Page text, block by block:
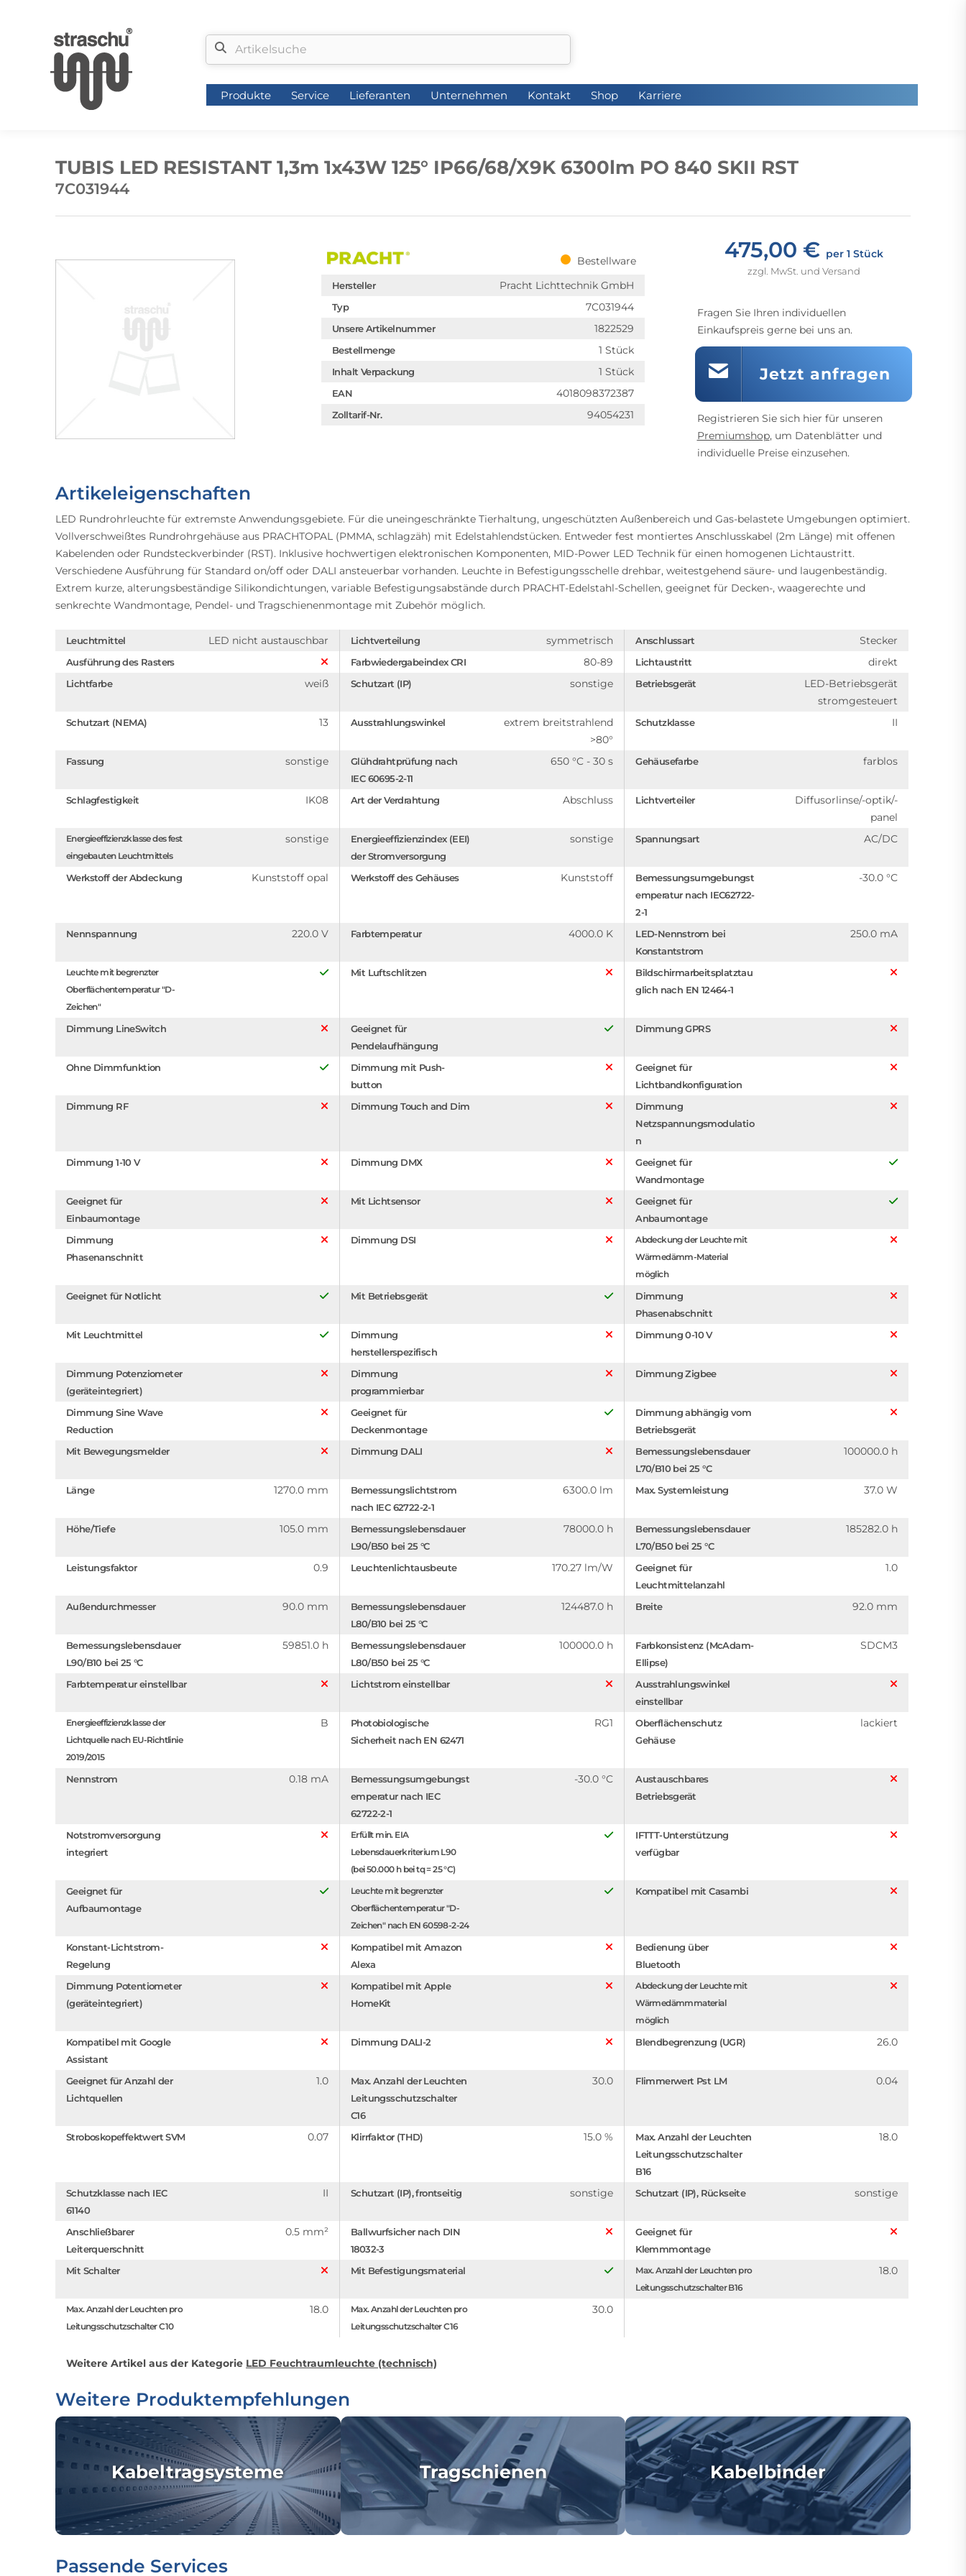
Produkte Service Lieferanten Unternehmen Kontakt Shop Karriere
TUBIS LED RESISTANT 1,3m 1x43W 125° IP66/68/X9K 6300lm PO 840 SKII RST
7C031944
Bestellware
Hersteller Pracht Lichttechnik GmbH
Typ 7C031944
Unsere Artikelnummer 1822529
Bestellmenge 1 Stück
Inhalt Verpackung 1 Stück
EAN 4018098372387
Zolltarif-Nr. 94054231
475,00 € per 1 Stück
zzgl. MwSt. und Versand
Fragen Sie Ihren individuellen
Einkaufspreis gerne bei uns an.
Jetzt anfragen
Registrieren Sie sich hier für unseren
Premiumshop, um Datenblätter und
individuelle Preise einzusehen.
Artikeleigenschaften
LED Rundrohrleuchte für extremste Anwendungsgebiete. Für die uneingeschränkte Tierhaltung, ungeschützten Außenbereich und Gas-belastete Umgebungen optimiert.
Vollverschweißtes Rundrohrgehäuse aus PRACHTOPAL (PMMA, schlagzäh) mit Edelstahlendstücken. Entweder fest montiertes Anschlusskabel (2m Länge) mit offenen
Kabelenden oder Rundsteckverbinder (RST). Inklusive hochwertigen elektronischen Komponenten, MID-Power LED Technik für einen homogenen Lichtaustritt.
Verschiedene Ausführung für Standard on/off oder DALI ansteuerbar vorhanden. Leuchte in Befestigungsschelle drehbar, weitestgehend säure- und laugenbeständig.
Extrem kurze, alterungsbeständige Silikondichtungen, variable Befestigungsabstände durch PRACHT-Edelstahl-Schellen, geeignet für Decken-, waagerechte und
senkrechte Wandmontage, Pendel- und Tragschienenmontage mit Zubehör möglich.
Leuchtmittel LED nicht austauschbar Lichtverteilung symmetrisch Anschlussart Stecker
Ausführung des Rasters Farbwiedergabeindex CRI 80-89 Lichtaustritt direkt
Lichtfarbe weiß Schutzart (IP) sonstige Betriebsgerät
LED-Betriebsgerät
stromgesteuert
Schutzart (NEMA) 13 Ausstrahlungswinkel
extrem breitstrahlend
>80°
Schutzklasse II
Fassung sonstige
Glühdrahtprüfung nach
IEC 60695-2-11
650 °C - 30 s Gehäusefarbe farblos
Schlagfestigkeit IK08 Art der Verdrahtung Abschluss Lichtverteiler
Diffusorlinse/-optik/-
panel
Energieeffizienzklasse des fest
eingebauten Leuchtmittels
sonstige
Energieeffizienzindex (EEI)
der Stromversorgung
sonstige Spannungsart AC/DC
Werkstoff der Abdeckung Kunststoff opal Werkstoff des Gehäuses Kunststoff
Bemessungsumgebungst
emperatur nach IEC62722-
2-1
-30.0 °C
Nennspannung 220.0 V Farbtemperatur 4000.0 K
LED-Nennstrom bei
Konstantstrom
250.0 mA
Leuchte mit begrenzter
Oberflächentemperatur "D-
Zeichen"
Mit Luftschlitzen
Bildschirmarbeitsplatztau
glich nach EN 12464-1
Dimmung LineSwitch
Geeignet für
Pendelaufhängung
Dimmung GPRS
Ohne Dimmfunktion
Dimmung mit Push-
button
Geeignet für
Lichtbandkonfiguration
Dimmung RF
Dimmung Touch and Dim
Dimmung
Netzspannungsmodulatio
n
Dimmung 1-10 V
Dimmung DMX
Geeignet für
Wandmontage
Geeignet für
Einbaumontage
Mit Lichtsensor
Geeignet für
Anbaumontage
Dimmung
Phasenanschnitt
Dimmung DSI
Abdeckung der Leuchte mit
Wärmedämm-Material
möglich
Geeignet für Notlicht Mit Betriebsgerät
Dimmung
Phasenabschnitt
Mit Leuchtmittel
Dimmung
herstellerspezifisch
Dimmung 0-10 V
Dimmung Potenziometer
(geräteintegriert)
Dimmung
programmierbar
Dimmung Zigbee
Dimmung Sine Wave
Reduction
Geeignet für
Deckenmontage
Dimmung abhängig vom
Betriebsgerät
Mit Bewegungsmelder
Dimmung DALI
Bemessungslebensdauer
L70/B10 bei 25 °C
100000.0 h
Länge 1270.0 mm
Bemessungslichtstrom
nach IEC 62722-2-1
6300.0 lm Max. Systemleistung 37.0 W
Höhe/Tiefe 105.0 mm
Bemessungslebensdauer
L90/B50 bei 25 °C
78000.0 h
Bemessungslebensdauer
L70/B50 bei 25 °C
185282.0 h
Leistungsfaktor 0.9 Leuchtenlichtausbeute 170.27 lm/W
Geeignet für
Leuchtmittelanzahl
1.0
Außendurchmesser 90.0 mm
Bemessungslebensdauer
L80/B10 bei 25 °C
124487.0 h Breite 92.0 mm
Bemessungslebensdauer
L90/B10 bei 25 °C
59851.0 h
Bemessungslebensdauer
L80/B50 bei 25 °C
100000.0 h
Farbkonsistenz (McAdam-
Ellipse)
SDCM3
Farbtemperatur einstellbar Lichtstrom einstellbar
Ausstrahlungswinkel
einstellbar
Energieeffizienzklasse der
Lichtquelle nach EU-Richtlinie
2019/2015
B
Photobiologische
Sicherheit nach EN 62471
RG1
Oberflächenschutz
Gehäuse
lackiert
Nennstrom 0.18 mA
Bemessungsumgebungst
emperatur nach IEC
62722-2-1
-30.0 °C
Austauschbares
Betriebsgerät
Notstromversorgung
integriert
Erfüllt min. EIA
Lebensdauerkriterium L90
(bei 50.000 h bei tq = 25 °C)
IFTTT-Unterstützung
verfügbar
Geeignet für
Aufbaumontage
Leuchte mit begrenzter
Oberflächentemperatur "D-
Zeichen" nach EN 60598-2-24
Kompatibel mit Casambi
Konstant-Lichtstrom-
Regelung
Kompatibel mit Amazon
Alexa
Bedienung über
Bluetooth
Dimmung Potentiometer
(geräteintegriert)
Kompatibel mit Apple
HomeKit
Abdeckung der Leuchte mit
Wärmedämmmaterial
möglich
Kompatibel mit Google
Assistant
Dimmung DALI-2 Blendbegrenzung (UGR) 26.0
Geeignet für Anzahl der
Lichtquellen
1.0
Max. Anzahl der Leuchten
Leitungsschutzschalter
C16
30.0 Flimmerwert Pst LM 0.04
Stroboskopeffektwert SVM 0.07 Klirrfaktor (THD) 15.0 %
Max. Anzahl der Leuchten
Leitungsschutzschalter
B16
18.0
Schutzklasse nach IEC
61140
II Schutzart (IP), frontseitig sonstige Schutzart (IP), Rückseite sonstige
Anschließbarer
Leiterquerschnitt
0.5 mm²
Ballwurfsicher nach DIN
18032-3
Geeignet für
Klemmmontage
Mit Schalter
Mit Befestigungsmaterial
Max. Anzahl der Leuchten pro
Leitungsschutzschalter B16
18.0
Max. Anzahl der Leuchten pro
Leitungsschutzschalter C10
18.0
Max. Anzahl der Leuchten pro
Leitungsschutzschalter C16
30.0
Weitere Artikel aus der Kategorie LED Feuchtraumleuchte (technisch)
Weitere Produktempfehlungen
Kabeltragsysteme Tragschienen Kabelbinder
Passende Services
Produkte Service Lieferanten Unternehmen Kontakt